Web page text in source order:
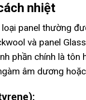
nhiệt
panel thường
và panel
phần chính là tôn
âm dương